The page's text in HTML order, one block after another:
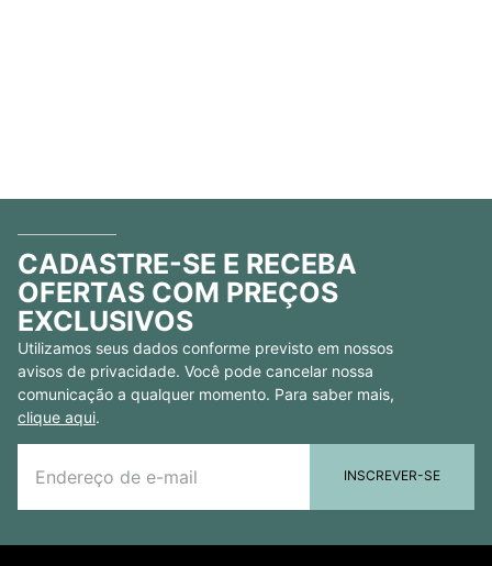
CADASTRE-SE E RECEBA
OFERTAS COM PREÇOS
EXCLUSIVOS
Utilizamos seus dados conforme previsto em nossos
avisos de privacidade. Você pode cancelar nossa
comunicação a qualquer momento. Para saber mais,
clique aqui.
INSCREVER-SE